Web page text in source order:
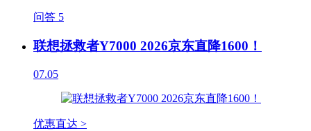
问答 5
联想拯救者Y7000 2026京东直降1600！
07.05
优惠直达 >